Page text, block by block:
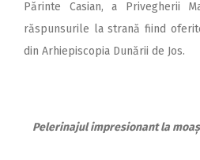
Părinte Casian, a Privegherii
răspunsurile la strană fiind
din Arhiepiscopia Dunării de Jos.
Pelerinajul impresionant la